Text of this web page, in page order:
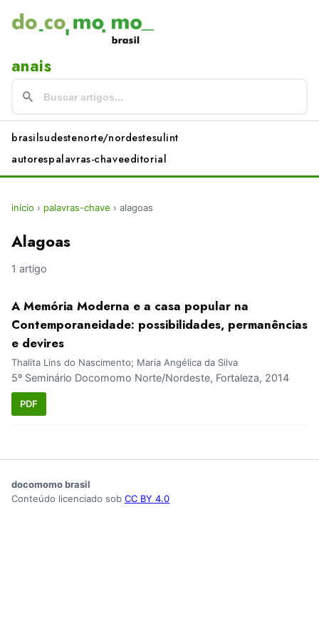
anais
brasilsudestenorte/nordestesulint
autorespalavras-chaveeditorial
início › palavras-chave › alagoas
Alagoas
1 artigo
A Memória Moderna e a casa popular na
Contemporaneidade: possibilidades, permanências
e devires
Thalita Lins do Nascimento; Maria Angélica da Silva
5º Seminário Docomomo Norte/Nordeste, Fortaleza, 2014
PDF
docomomo brasil
Conteúdo licenciado sob CC BY 4.0